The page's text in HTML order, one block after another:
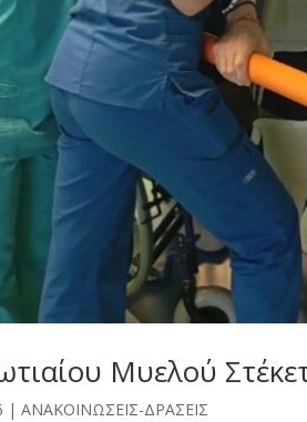
Μυελού
|ΑΝΑΚΟΙΝΩΣΕΙΣ-ΔΡΑΣΕΙΣ